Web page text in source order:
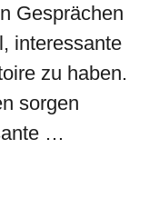
Gesprächen
interessante
zu haben.
sorgen
…